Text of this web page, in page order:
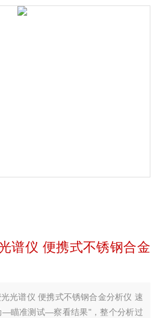
谱仪 便携式不锈钢合金
光谱仪 便携式不锈钢合金分析仪 速
—瞄准测试—察看结果"，整个分析过